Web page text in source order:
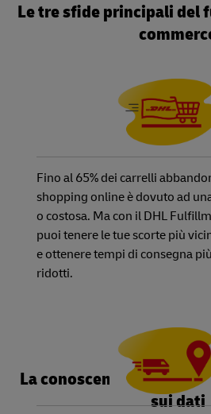
Le tre sfide principali del
Fino al 65% dei carrelli
shopping online è dovuto ad
o costosa. Ma con il DHL
puoi tenere le tue scorte più
e ottenere tempi di consegna
ridotti.
La conoscenza è potere:
sui dati